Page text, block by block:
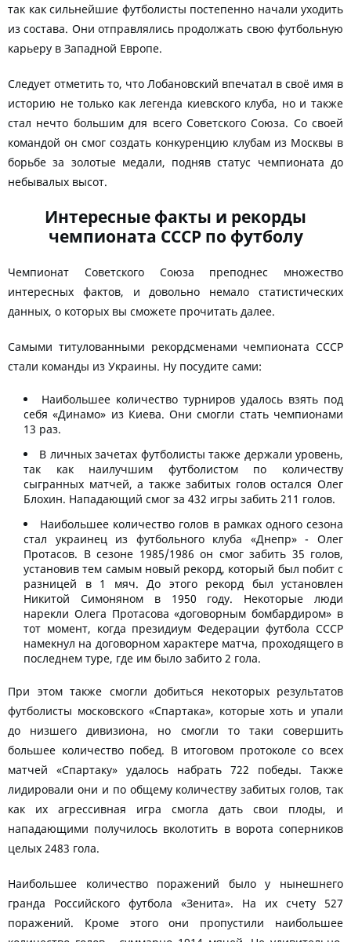
так как сильнейшие футболисты постепенно начали уходить
из состава. Они отправлялись продолжать свою футбольную
карьеру в Западной Европе.
Следует отметить то, что Лобановский впечатал в своё имя в
историю не только как легенда киевского клуба, но и также
стал нечто большим для всего Советского Союза. Со своей
командой он смог создать конкуренцию клубам из Москвы в
борьбе за золотые медали, подняв статус чемпионата до
небывалых высот.
Интересные факты и рекорды
чемпионата СССР по футболу
Чемпионат Советского Союза преподнес множество
интересных фактов, и довольно немало статистических
данных, о которых вы сможете прочитать далее.
Самыми титулованными рекордсменами чемпионата СССР
стали команды из Украины. Ну посудите сами:
Наибольшее количество турниров удалось взять под
себя «Динамо» из Киева. Они смогли стать чемпионами
13 раз.
В личных зачетах футболисты также держали уровень,
так как наилучшим футболистом по количеству
сыгранных матчей, а также забитых голов остался Олег
Блохин. Нападающий смог за 432 игры забить 211 голов.
Наибольшее количество голов в рамках одного сезона
стал украинец из футбольного клуба «Днепр» - Олег
Протасов. В сезоне 1985/1986 он смог забить 35 голов,
установив тем самым новый рекорд, который был побит с
разницей в 1 мяч. До этого рекорд был установлен
Никитой Симоняном в 1950 году. Некоторые люди
нарекли Олега Протасова «договорным бомбардиром» в
тот момент, когда президиум Федерации футбола СССР
намекнул на договорном характере матча, проходящего в
последнем туре, где им было забито 2 гола.
При этом также смогли добиться некоторых результатов
футболисты московского «Спартака», которые хоть и упали
до низшего дивизиона, но смогли то таки совершить
большее количество побед. В итоговом протоколе со всех
матчей «Спартаку» удалось набрать 722 победы. Также
лидировали они и по общему количеству забитых голов, так
как их агрессивная игра смогла дать свои плоды, и
нападающими получилось вколотить в ворота соперников
целых 2483 гола.
Наибольшее количество поражений было у нынешнего
гранда Российского футбола «Зенита». На их счету 527
поражений. Кроме этого они пропустили наибольшее